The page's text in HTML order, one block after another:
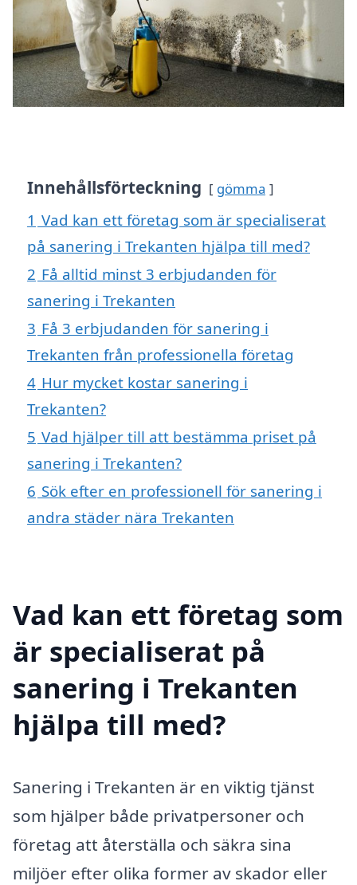
Innehållsförteckning gömma
1 Vad kan ett företag som är specialiserat
på sanering i Trekanten hjälpa till med?
2 Få alltid minst 3 erbjudanden för
sanering i Trekanten
3 Få 3 erbjudanden för sanering i
Trekanten från professionella företag
4 Hur mycket kostar sanering i
Trekanten?
5 Vad hjälper till att bestämma priset på
sanering i Trekanten?
6 Sök efter en professionell för sanering i
andra städer nära Trekanten
Vad kan ett företag som
är specialiserat på
sanering i Trekanten
hjälpa till med?
Sanering i Trekanten är en viktig tjänst
som hjälper både privatpersoner och
företag att återställa och säkra sina
miljöer efter olika former av skador eller